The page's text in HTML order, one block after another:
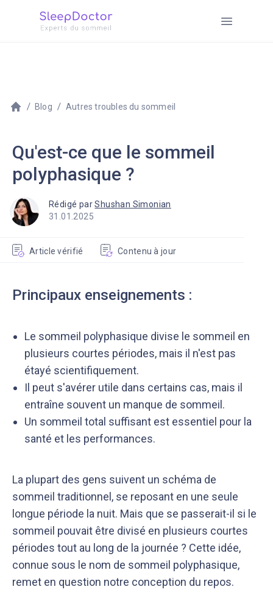
Blog Autres troubles du sommeil
Qu'est-ce que le sommeil
polyphasique ?
Rédigé parShushan Simonian
Article vérifié Contenu à jour
31.01.2025
Principaux enseignements :
Le sommeil polyphasique divise le sommeil en
plusieurs courtes périodes, mais il n'est pas
étayé scientifiquement.
Il peut s'avérer utile dans certains cas, mais il
entraîne souvent un manque de sommeil.
Un sommeil total suffisant est essentiel pour la
santé et les performances.
La plupart des gens suivent un schéma de
sommeil traditionnel, se reposant en une seule
longue période la nuit. Mais que se passerait-il si le
sommeil pouvait être divisé en plusieurs courtes
périodes tout au long de la journée ? Cette idée,
connue sous le nom de sommeil polyphasique,
remet en question notre conception du repos.